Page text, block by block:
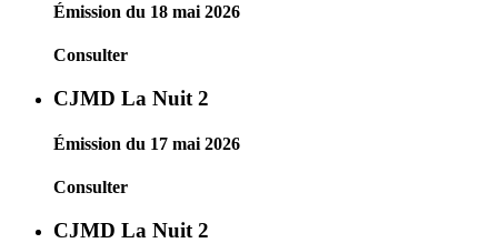
Émission du 18 mai 2026
Consulter
CJMD La Nuit 2
Émission du 17 mai 2026
Consulter
CJMD La Nuit 2